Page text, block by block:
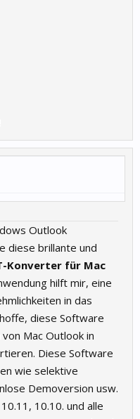
Outlook
diese brillante und
Konverter für Mac
hilft mir, eine
in das
diese Software
Mac Outlook in
Diese Software
wie selektive
Demoversion usw.
10.10. und alle